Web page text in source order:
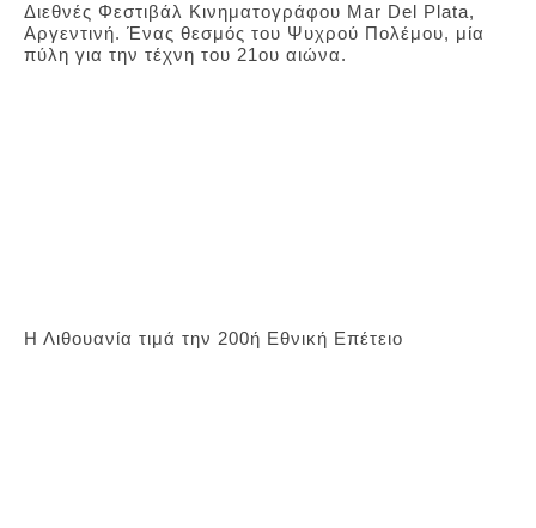
Διεθνές Φεστιβάλ Κινηματογράφου Mar Del Plata,
Αργεντινή. Ένας θεσμός του Ψυχρού Πολέμου, μία
πύλη για την τέχνη του 21ου αιώνα.
Η Λιθουανία τιμά την 200ή Εθνική Επέτειο